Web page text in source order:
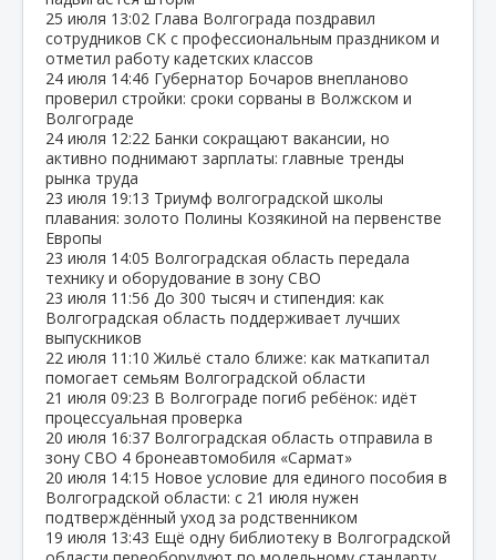
25 июля 13:02 Глава Волгограда поздравил
сотрудников СК с профессиональным праздником и
отметил работу кадетских классов
24 июля 14:46 Губернатор Бочаров внепланово
проверил стройки: сроки сорваны в Волжском и
Волгограде
24 июля 12:22 Банки сокращают вакансии, но
активно поднимают зарплаты: главные тренды
рынка труда
23 июля 19:13 Триумф волгоградской школы
плавания: золото Полины Козякиной на первенстве
Европы
23 июля 14:05 Волгоградская область передала
технику и оборудование в зону СВО
23 июля 11:56 До 300 тысяч и стипендия: как
Волгоградская область поддерживает лучших
выпускников
22 июля 11:10 Жильё стало ближе: как маткапитал
помогает семьям Волгоградской области
21 июля 09:23 В Волгограде погиб ребёнок: идёт
процессуальная проверка
20 июля 16:37 Волгоградская область отправила в
зону СВО 4 бронеавтомобиля «Сармат»
20 июля 14:15 Новое условие для единого пособия в
Волгоградской области: с 21 июля нужен
подтверждённый уход за родственником
19 июля 13:43 Ещё одну библиотеку в Волгоградской